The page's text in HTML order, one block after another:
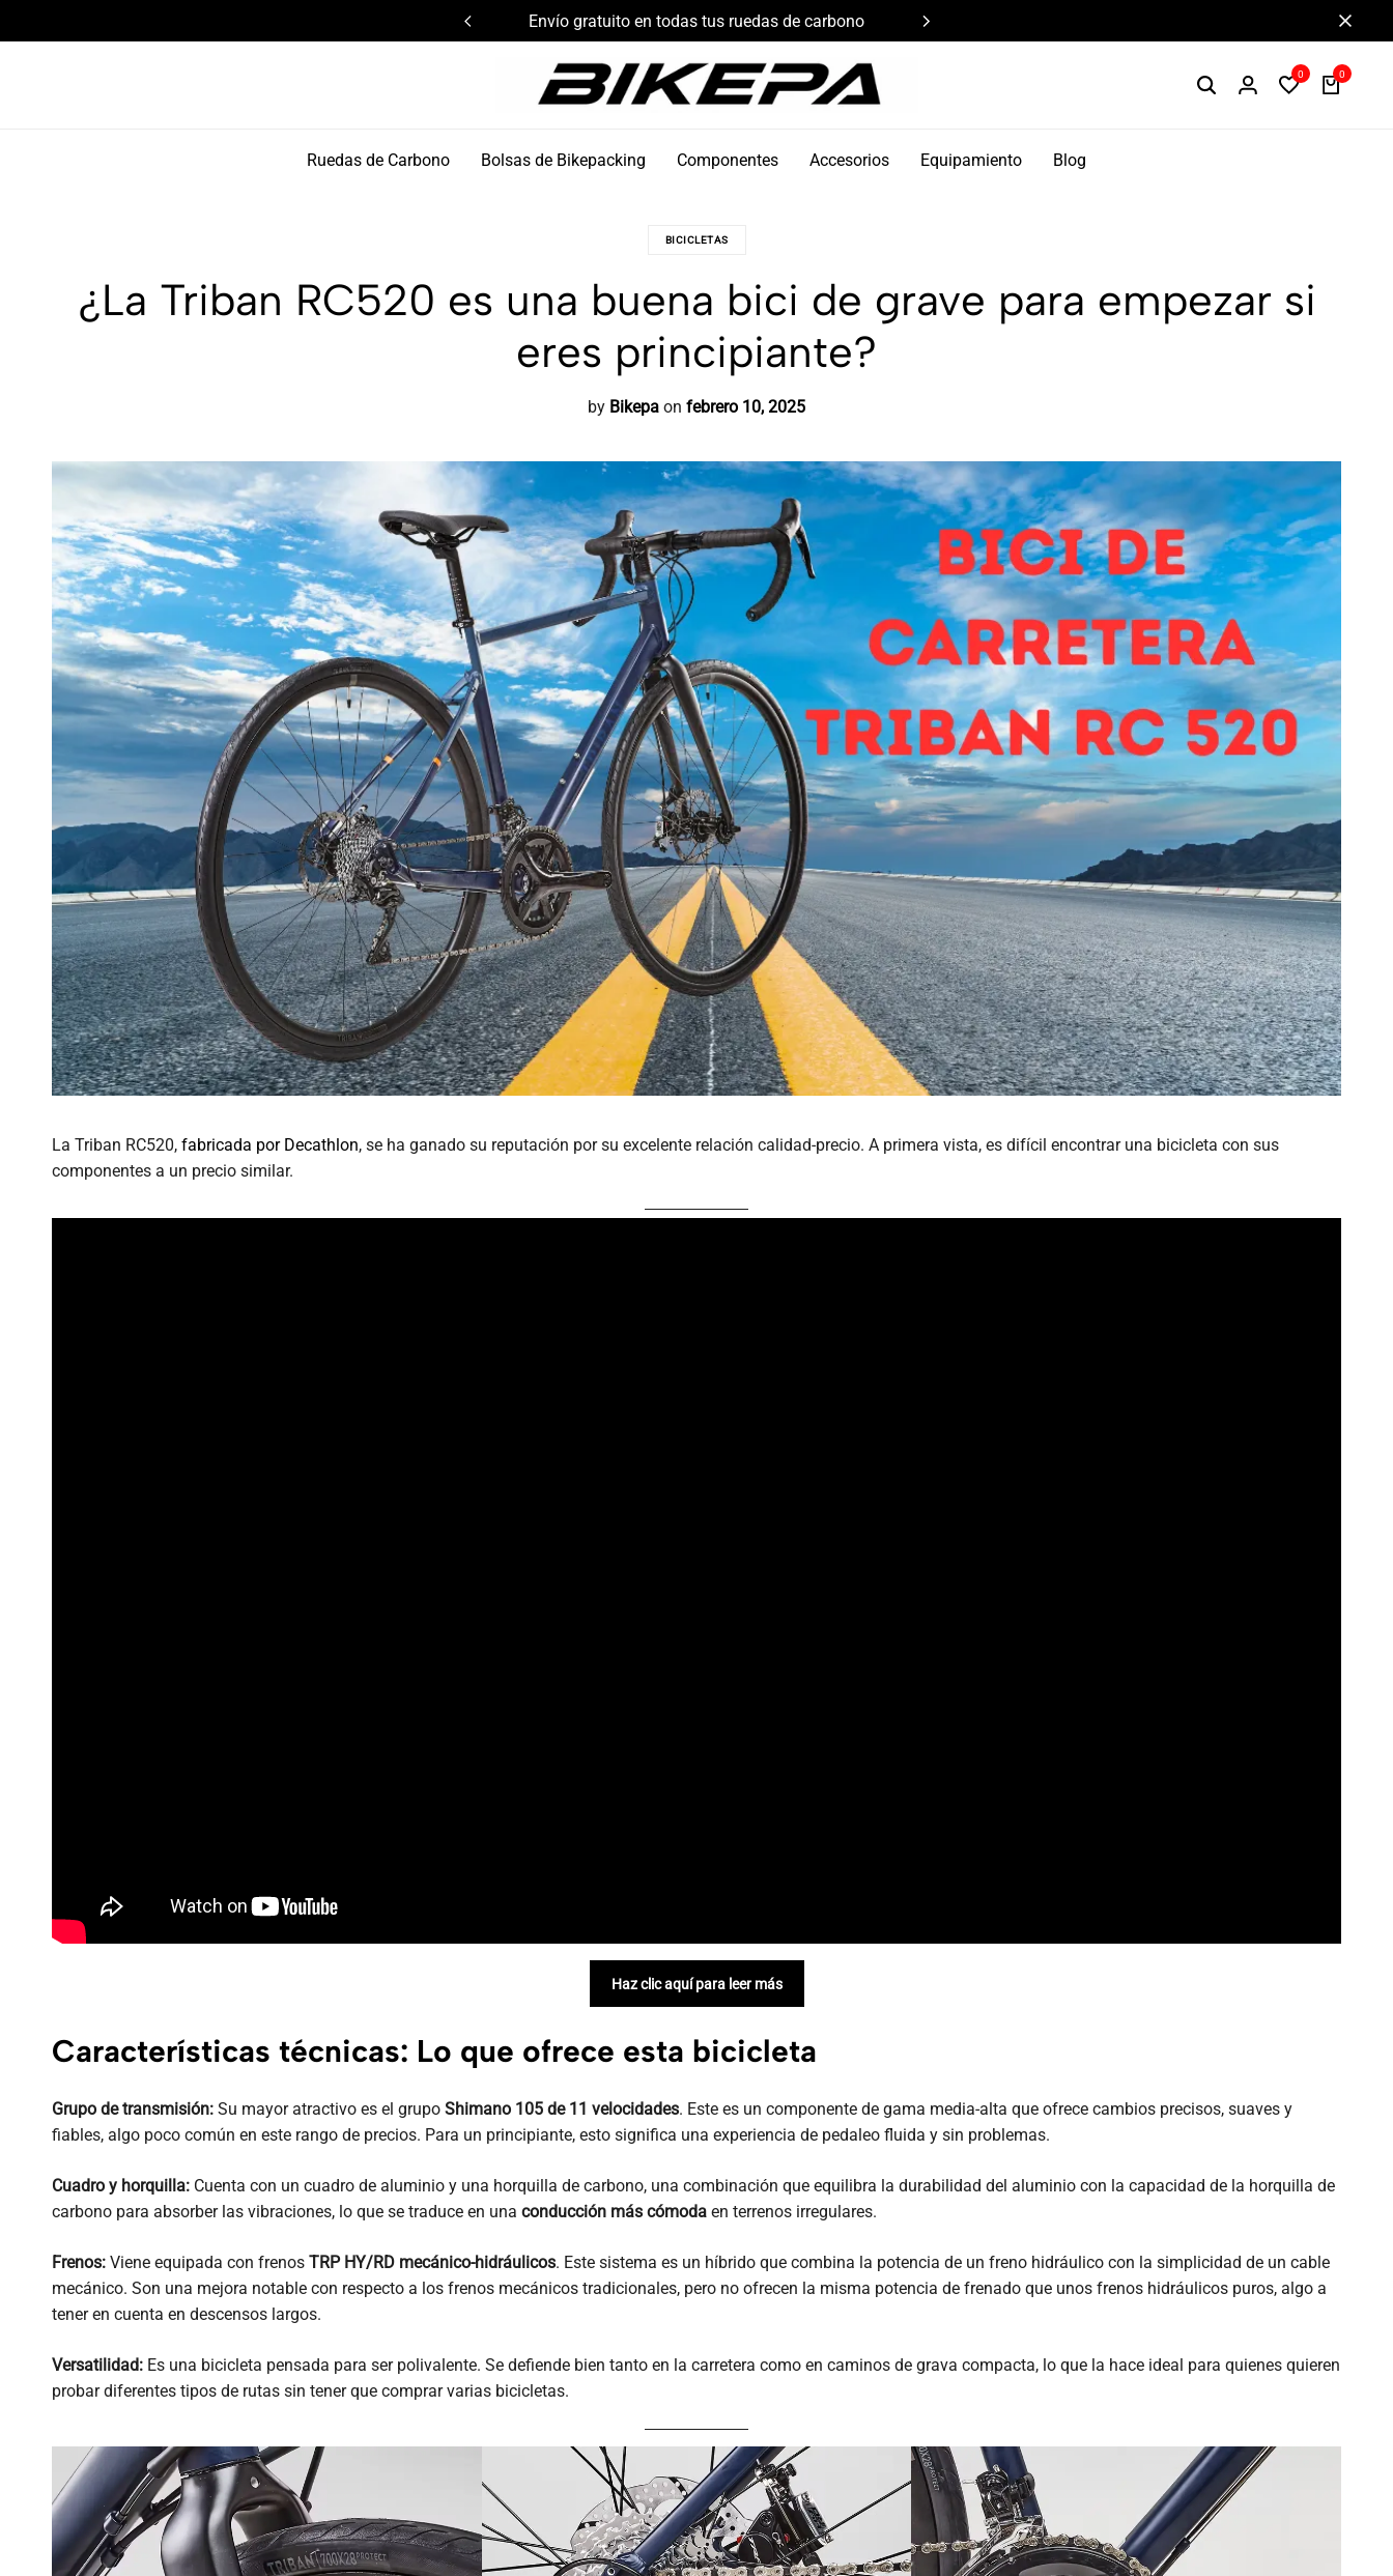
Envío gratuito en todas tus ruedas de carbono Componentes de alto rendimiento y bikepacking
0 0
Ruedas de Carbono Bolsas de Bikepacking Componentes Accesorios Equipamiento Blog
BICICLETAS
¿La Triban RC520 es una buena bici de grave para empezar si
eres principiante?
by Bikepa on febrero 10, 2025
La Triban RC520, fabricada por Decathlon, se ha ganado su reputación por su excelente relación calidad-precio. A primera vista, es difícil encontrar una bicicleta con sus
componentes a un precio similar.
Haz clic aquí para leer más
Características técnicas: Lo que ofrece esta bicicleta
Grupo de transmisión: Su mayor atractivo es el grupo Shimano 105 de 11 velocidades. Este es un componente de gama media-alta que ofrece cambios precisos, suaves y
fiables, algo poco común en este rango de precios. Para un principiante, esto significa una experiencia de pedaleo fluida y sin problemas.
Cuadro y horquilla: Cuenta con un cuadro de aluminio y una horquilla de carbono, una combinación que equilibra la durabilidad del aluminio con la capacidad de la horquilla de
carbono para absorber las vibraciones, lo que se traduce en una conducción más cómoda en terrenos irregulares.
Frenos: Viene equipada con frenos TRP HY/RD mecánico-hidráulicos. Este sistema es un híbrido que combina la potencia de un freno hidráulico con la simplicidad de un cable
mecánico. Son una mejora notable con respecto a los frenos mecánicos tradicionales, pero no ofrecen la misma potencia de frenado que unos frenos hidráulicos puros, algo a
tener en cuenta en descensos largos.
Versatilidad: Es una bicicleta pensada para ser polivalente. Se defiende bien tanto en la carretera como en caminos de grava compacta, lo que la hace ideal para quienes quieren
probar diferentes tipos de rutas sin tener que comprar varias bicicletas.